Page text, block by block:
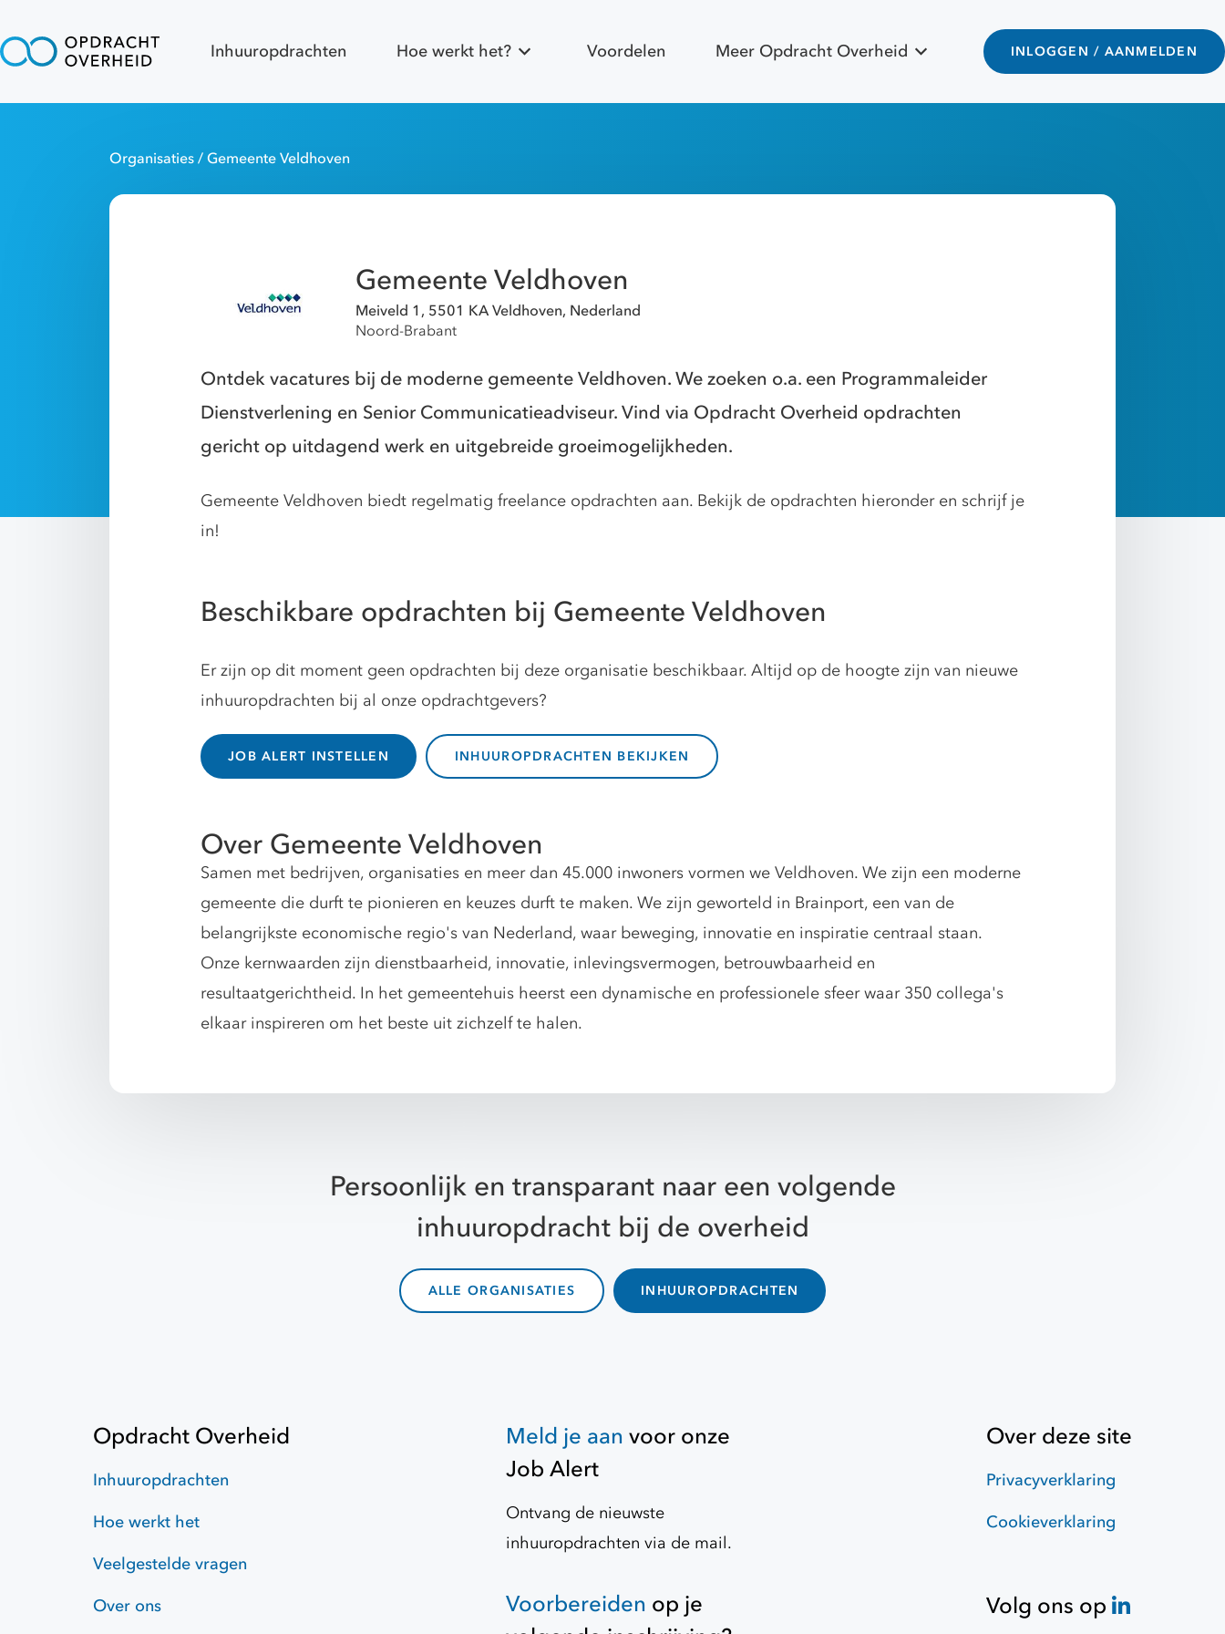
Inhuuropdrachten Hoe werkt het? Voordelen Meer Opdracht Overheid INLOGGEN / AANMELDEN
Organisaties/ Gemeente Veldhoven
Gemeente Veldhoven
Meiveld 1, 5501 KA Veldhoven, Nederland
Noord-Brabant
Ontdek vacatures bij de moderne gemeente Veldhoven. We zoeken o.a. een Programmaleider
Dienstverlening en Senior Communicatieadviseur. Vind via Opdracht Overheid opdrachten
gericht op uitdagend werk en uitgebreide groeimogelijkheden.
Gemeente Veldhoven biedt regelmatig freelance opdrachten aan. Bekijk de opdrachten hieronder en schrijf je
in!
Beschikbare opdrachten bij Gemeente Veldhoven
Er zijn op dit moment geen opdrachten bij deze organisatie beschikbaar. Altijd op de hoogte zijn van nieuwe
inhuuropdrachten bij al onze opdrachtgevers?
JOB ALERT INSTELLEN INHUUROPDRACHTEN BEKIJKEN
Over Gemeente Veldhoven
Samen met bedrijven, organisaties en meer dan 45.000 inwoners vormen we Veldhoven. We zijn een moderne
gemeente die durft te pionieren en keuzes durft te maken. We zijn geworteld in Brainport, een van de
belangrijkste economische regio's van Nederland, waar beweging, innovatie en inspiratie centraal staan.
Onze kernwaarden zijn dienstbaarheid, innovatie, inlevingsvermogen, betrouwbaarheid en
resultaatgerichtheid. In het gemeentehuis heerst een dynamische en professionele sfeer waar 350 collega's
elkaar inspireren om het beste uit zichzelf te halen.
Persoonlijk en transparant naar een volgende
inhuuropdracht bij de overheid
ALLE ORGANISATIES INHUUROPDRACHTEN
Opdracht Overheid
Inhuuropdrachten
Hoe werkt het
Veelgestelde vragen
Over ons
Meld je aan voor onze
Job Alert
Ontvang de nieuwste
inhuuropdrachten via de mail.
Voorbereiden op je
Over deze site
Privacyverklaring
Cookieverklaring
Volg ons op